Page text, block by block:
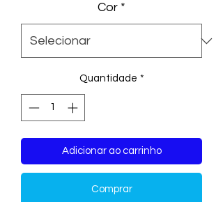
Cor *
Quantidade *
Adicionar ao carrinho
Comprar